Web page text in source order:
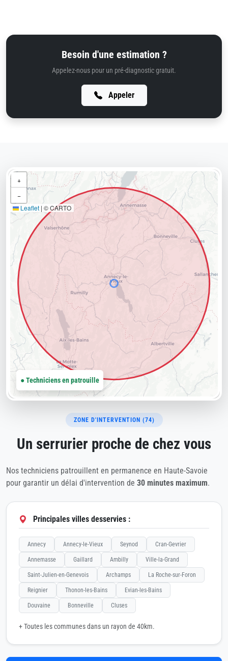
Besoin d'une estimation ?
Appelez-nous pour un pré-diagnostic gratuit.
Appeler
ZONE D'INTERVENTION (74)
Un serrurier proche de chez vous
Nos techniciens patrouillent en permanence en Haute-Savoie
pour garantir un délai d'intervention de 30 minutes maximum.
Principales villes desservies :
Annecy Annecy-le-Vieux Seynod Cran-Gevrier
Annemasse Gaillard Ambilly Ville-la-Grand
Saint-Julien-en-Genevois Archamps La Roche-sur-Foron
Reignier Thonon-les-Bains Evian-les-Bains
Douvaine Bonneville Cluses
+ Toutes les communes dans un rayon de 40km.
+
−
Leaflet | © CARTO
● Techniciens en patrouille